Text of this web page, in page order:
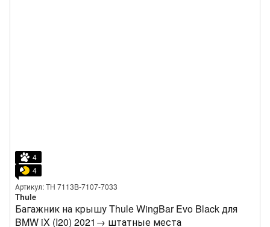
4
4
Артикул: TH 7113B-7107-7033
Thule
Багажник на крышу Thule WingBar Evo Black для
BMW iX (I20) 2021→ штатные места